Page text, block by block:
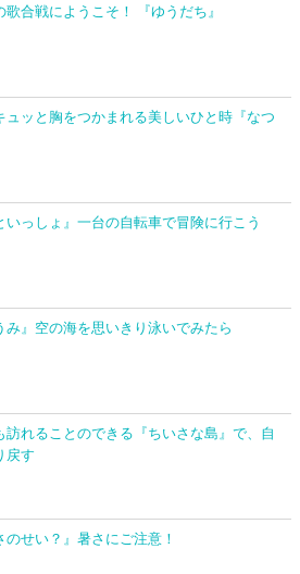
歌合戦にようこそ！ 『ゆうだち』
ュッと胸をつかまれる美しいひと時『なつ
いっしょ』一台の自転車で冒険に行こう
み』空の海を思いきり泳いでみたら
訪れることのできる『ちいさな島』で、自
戻す
のせい？』暑さにご注意！